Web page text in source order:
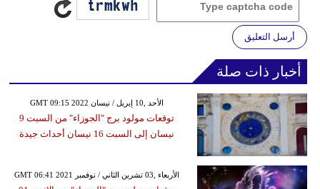
أرسل التعليق
أخبار ذات صلة
GMT 09:15 2022 الأحد ,10 إبريل / نيسان
توقعات مولود برج "الجوزاء" من السبت 9
نيسان إلى السبت 16 نيسان أحداث جيدة
GMT 06:41 2021 الأربعاء ,03 تشرين الثاني / نوفمبر